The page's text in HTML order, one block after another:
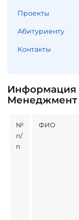
Информация
Менеджмент
№
п/
п
ФИО
Проекты
Абитуриенту
Контакты